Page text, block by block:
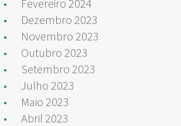
Fevereiro 2024
Dezembro 2023
Novembro 2023
Outubro 2023
Setembro 2023
Julho 2023
Maio 2023
Abril 2023